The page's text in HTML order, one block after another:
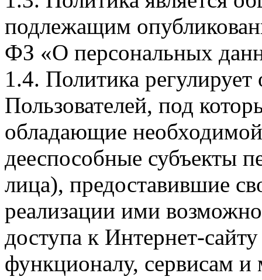
подлежащим
ФЗ «О персональных
1.4. Политика
Пользователей, под
обладающие
дееспособные субъекты
лица), предоставившие
реализации ими
доступа к Интернет-
функционалу, сервисам и